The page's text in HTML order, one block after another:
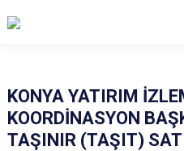
KONYA YATIRIM
KOORDİNASYON
TAŞINIR (TAŞIT)